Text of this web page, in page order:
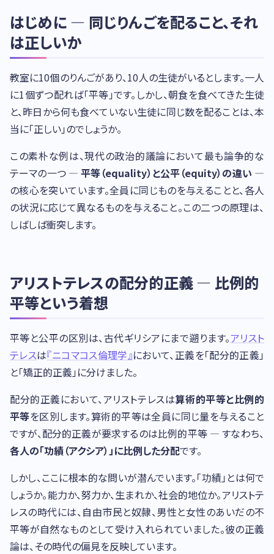
はじめに — 同じりんごを配ること、それ
は正しいか
教室に10個のりんごがあり、10人の生徒がいるとします。一人
に1個ずつ配れば「平等」です。しかし、朝食を食べてきた生徒
と、昨日から何も食べていない生徒に同じ数を配ることは、本
当に「正しい」のでしょうか。
この素朴な例は、現代の政治的議論において最も論争的な
テーマの一つ —平等（equality）と公平（equity）の違い —
の核心を突いています。全員に同じものを与えることと、各人
の状況に応じて異なるものを与えること。この二つの原理は、
しばしば衝突します。
アリストテレスの配分的正義 — 比例的
平等という着想
平等と公平の区別は、古代ギリシアにまで遡ります。アリスト
テレスは『ニコマコス倫理学』において、正義を「配分的正義」
と「矯正的正義」に分けました。
配分的正義において、アリストテレスは算術的平等と比例的
平等を区別します。算術的平等は全員に同じ量を与えること
ですが、配分的正義が要求するのは比例的平等 — すなわち、
各人の「功績（アクシア）」に比例した分配です。
しかし、ここに根本的な問いが潜んでいます。「功績」とは何で
しょうか。能力か、努力か、生まれか、社会的地位か。アリストテ
レスの時代には、自由市民と奴隷、男性と女性のあいだの不
平等が自然なものとして受け入れられていました。彼の正義
論は、その時代の偏見を反映しています。